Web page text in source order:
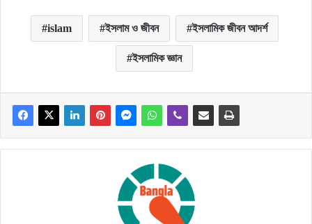
islam ইসলাম ও জীবন ইসলামিক জীবন আদর্শ
ইসলামিক জ্ঞান